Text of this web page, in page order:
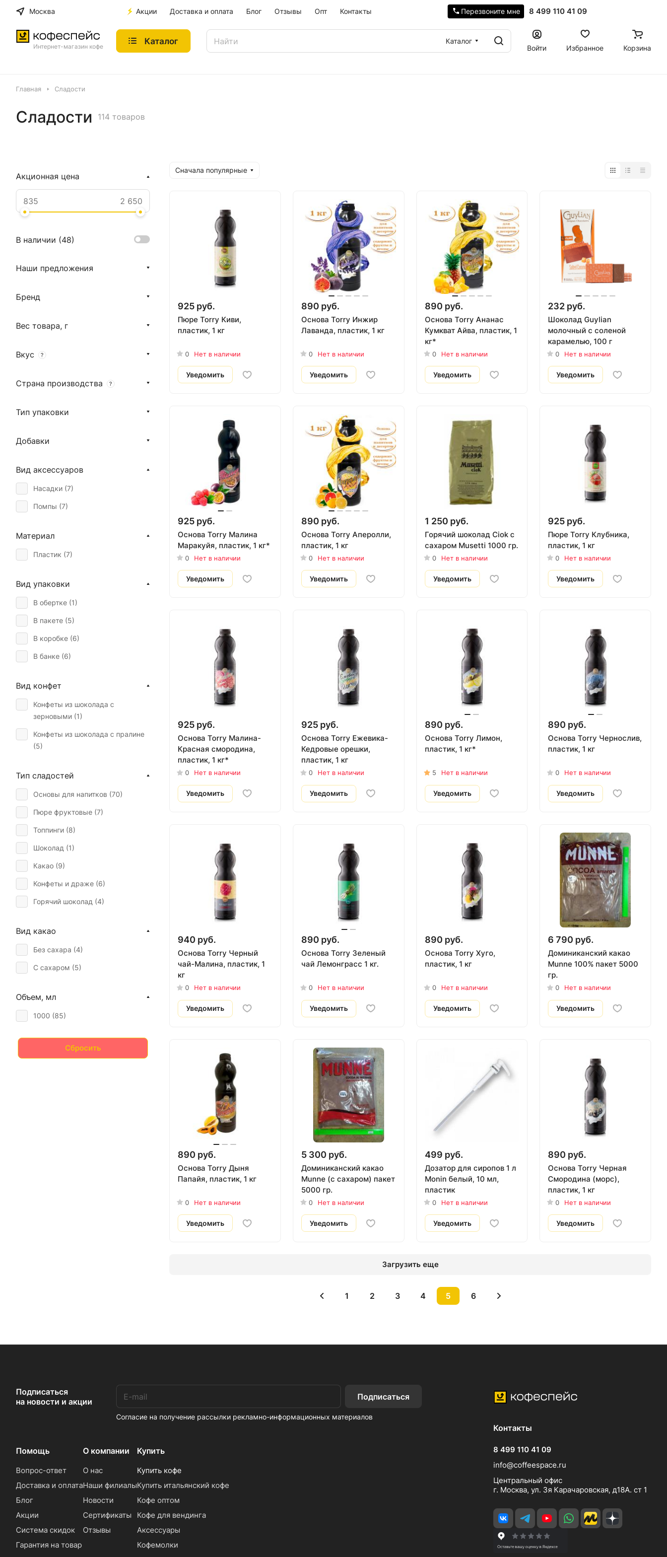
Москва Акции Доставка и оплата Блог Отзывы Опт Контакты 8 499 110 41 09
Перезвоните мне
Интернет-магазин кофе
Каталог
Каталог
Войти
Избранное Корзина
Главная Сладости
Сладости 114 товаров
Сначала популярные
925 руб.
Пюре Torry Киви,
пластик, 1 кг
0 Нет в наличии
Уведомить
890 руб.
Основа Torry Инжир
Лаванда, пластик, 1 кг
0 Нет в наличии
Уведомить
890 руб.
Основа Torry Ананас
Кумкват Айва, пластик, 1
кг*
0 Нет в наличии
Уведомить
232 руб.
Шоколад Guylian
молочный с соленой
карамелью, 100 г
0 Нет в наличии
Уведомить
925 руб.
Основа Torry Малина
Маракуйя, пластик, 1 кг*
0 Нет в наличии
Уведомить
890 руб.
Основа Torry Аперолли,
пластик, 1 кг
0 Нет в наличии
Уведомить
1 250 руб.
Горячий шоколад Ciok с
сахаром Musetti 1000 гр.
0 Нет в наличии
Уведомить
925 руб.
Пюре Torry Клубника,
пластик, 1 кг
0 Нет в наличии
Уведомить
925 руб.
Основа Torry Малина-
Красная смородина,
пластик, 1 кг*
0 Нет в наличии
Уведомить
925 руб.
Основа Torry Ежевика-
Кедровые орешки,
пластик, 1 кг
0 Нет в наличии
Уведомить
890 руб.
Основа Torry Лимон,
пластик, 1 кг*
5 Нет в наличии
Уведомить
890 руб.
Основа Torry Чернослив,
пластик, 1 кг
0 Нет в наличии
Уведомить
940 руб.
Основа Torry Черный
чай-Малина, пластик, 1
кг
0 Нет в наличии
Уведомить
890 руб.
Основа Torry Зеленый
чай Лемонграсс 1 кг.
0 Нет в наличии
Уведомить
890 руб.
Основа Torry Хуго,
пластик, 1 кг
0 Нет в наличии
Уведомить
6 790 руб.
Доминиканский какао
Munne 100% пакет 5000
гр.
0 Нет в наличии
Уведомить
890 руб.
Основа Torry Дыня
Папайя, пластик, 1 кг
0 Нет в наличии
Уведомить
5 300 руб.
Доминиканский какао
Munne (с сахаром) пакет
5000 гр.
0 Нет в наличии
Уведомить
499 руб.
Дозатор для сиропов 1 л
Monin белый, 10 мл,
пластик
0 Нет в наличии
Уведомить
890 руб.
Основа Torry Черная
Смородина (морс),
пластик, 1 кг
0 Нет в наличии
Уведомить
Загрузить еще
1 2 3 4 5 6
Акционная цена
В наличии (48)
Наши предложения
Бренд
Вес товара, г
Вкус ?
Страна производства ?
Тип упаковки
Добавки
Вид аксессуаров
Насадки (7)
Помпы (7)
Материал
Пластик (7)
Вид упаковки
В обертке (1)
В пакете (5)
В коробке (6)
В банке (6)
Вид конфет
Конфеты из шоколада с
зерновыми (1)
Конфеты из шоколада с пралине
(5)
Тип сладостей
Основы для напитков (70)
Пюре фруктовые (7)
Топпинги (8)
Шоколад (1)
Какао (9)
Конфеты и драже (6)
Горячий шоколад (4)
Вид какао
Без сахара (4)
С сахаром (5)
Объем, мл
1000 (85)
Сбросить
Подписаться
на новости и акции
Подписаться
Согласие на получение рассылки рекламно-информационных материалов
Помощь
Вопрос-ответ
Доставка и оплата
Блог
Акции
Система скидок
Гарантия на товар
О компании
О нас
Наши филиалы
Новости
Сертификаты
Отзывы
Купить
Купить кофе
Купить итальянский кофе
Кофе оптом
Кофе для вендинга
Аксессуары
Кофемолки
Контакты
8 499 110 41 09
info@coffeespace.ru
Центральный офис
г. Москва, ул. 3я Карачаровская, д18А. ст 1